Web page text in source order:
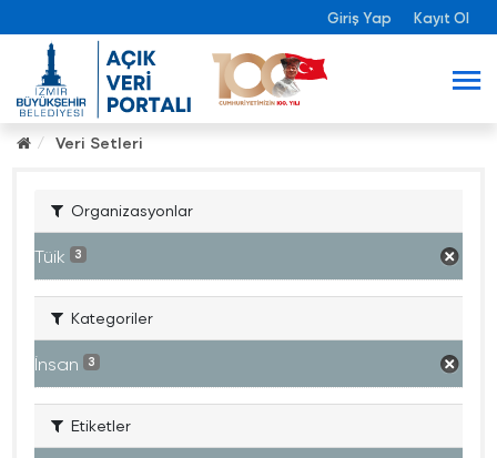
Giriş Yap Kayıt Ol
Veri Setleri
Organizasyonlar
Tüik 3
Kategoriler
İnsan 3
Etiketler